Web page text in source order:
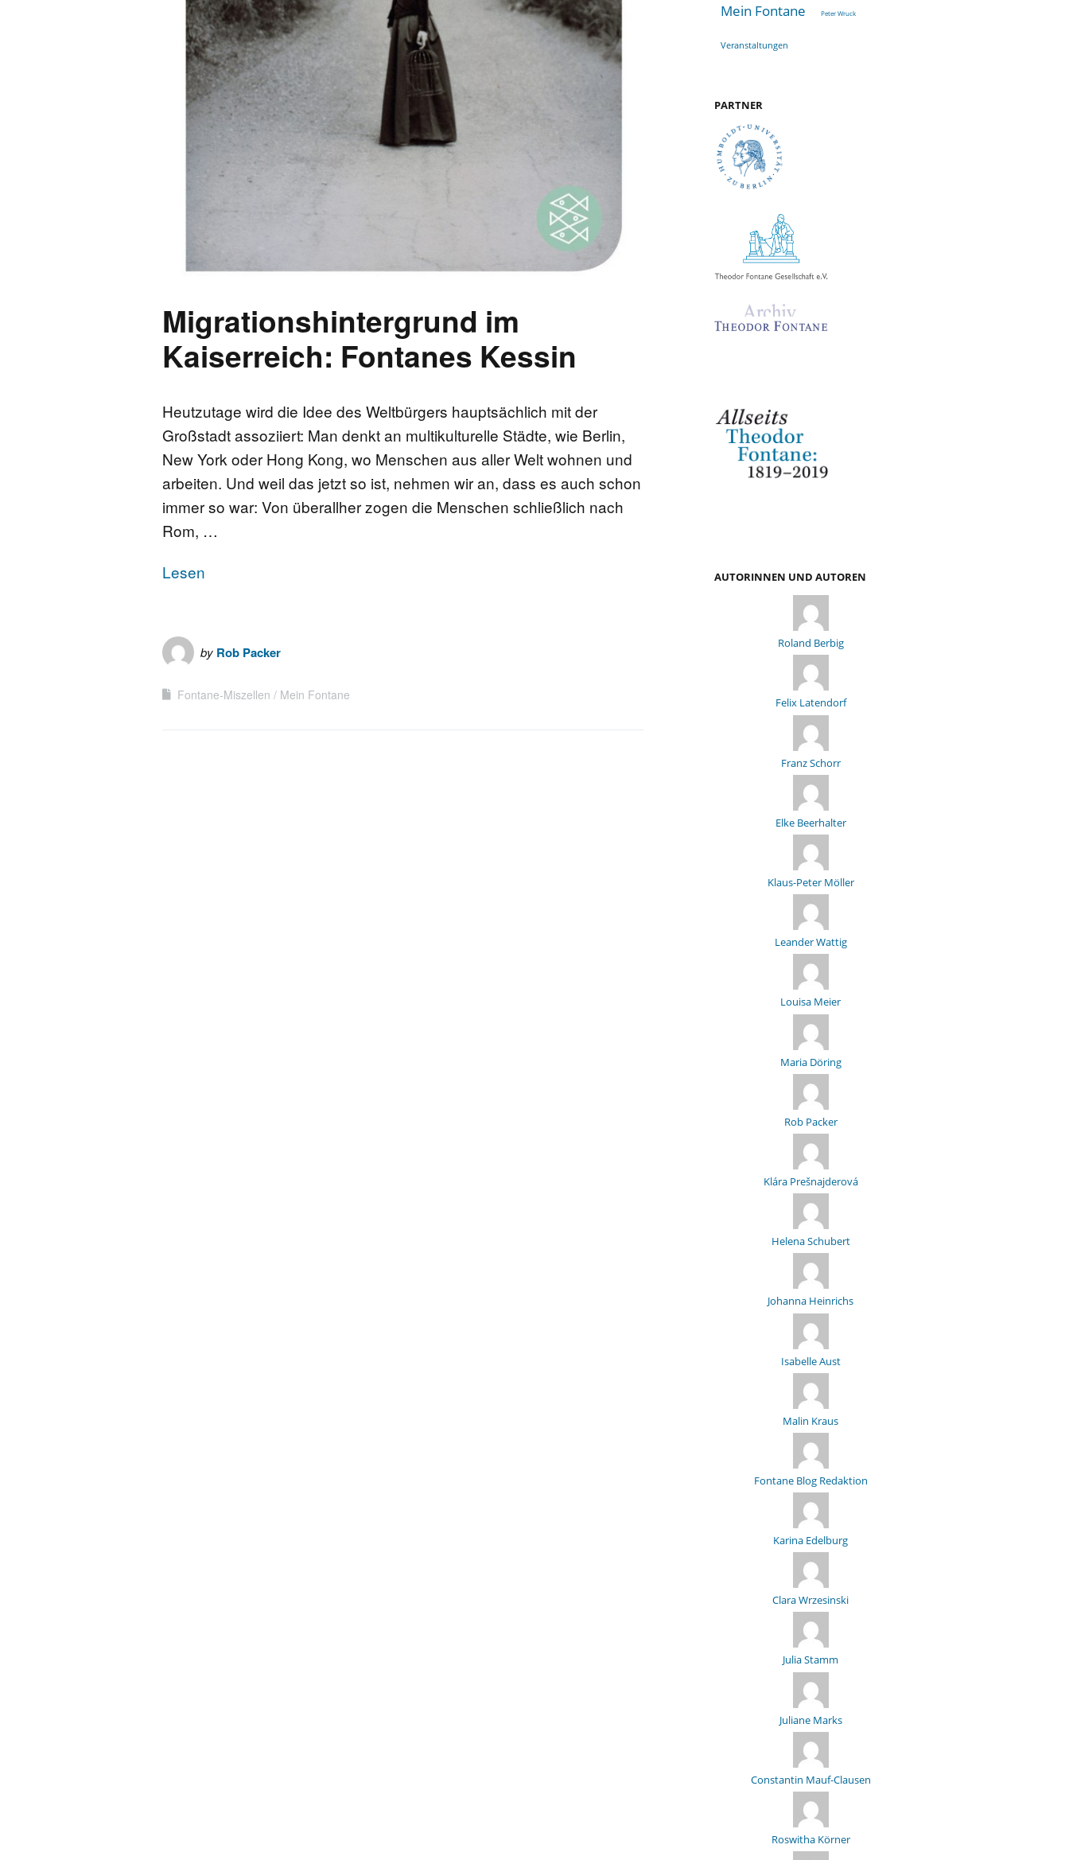
Migrationshintergrund im
Kaiserreich: Fontanes Kessin
Heutzutage wird die Idee des Weltbürgers hauptsächlich mit der
Großstadt assoziiert: Man denkt an multikulturelle Städte, wie Berlin,
New York oder Hong Kong, wo Menschen aus aller Welt wohnen und
arbeiten. Und weil das jetzt so ist, nehmen wir an, dass es auch schon
immer so war: Von überallher zogen die Menschen schließlich nach
Rom, …
Lesen
by Rob Packer
Fontane-Miszellen Mein Fontane
Mein Fontane Peter Wruck
Veranstaltungen
PARTNER
AUTORINNEN UND AUTOREN
Roland Berbig
Felix Latendorf
Franz Schorr
Elke Beerhalter
Klaus-Peter Möller
Leander Wattig
Louisa Meier
Maria Döring
Rob Packer
Klára Prešnajderová
Helena Schubert
Johanna Heinrichs
Isabelle Aust
Malin Kraus
Fontane Blog Redaktion
Karina Edelburg
Clara Wrzesinski
Julia Stamm
Juliane Marks
Constantin Mauf-Clausen
Roswitha Körner